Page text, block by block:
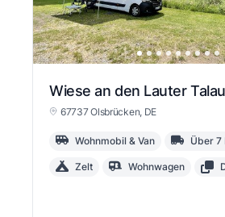
Wiese an den Lauter
67737 Olsbrücken, DE
Wohnmobil & Van Über 7
Zelt Wohnwagen